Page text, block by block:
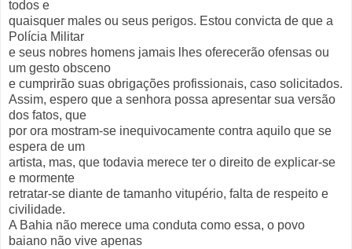
todos e
quaisquer males ou seus perigos. Estou convicta de que a
Polícia Militar
e seus nobres homens jamais lhes oferecerão ofensas ou
um gesto obsceno
e cumprirão suas obrigações profissionais, caso solicitados.
Assim, espero que a senhora possa apresentar sua versão
dos fatos, que
por ora mostram-se inequivocamente contra aquilo que se
espera de um
artista, mas, que todavia merece ter o direito de explicar-se
e mormente
retratar-se diante de tamanho vitupério, falta de respeito e
civilidade.
A Bahia não merece uma conduta como essa, o povo
baiano não vive apenas